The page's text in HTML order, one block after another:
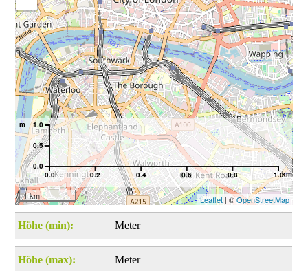
0.0 0.2 0.4 0.6 0.8 1.0km
0.0
0.5
1.0
m
1 km Leaflet| ©OpenStreetMap
Höhe (min): Meter
Höhe (max): Meter